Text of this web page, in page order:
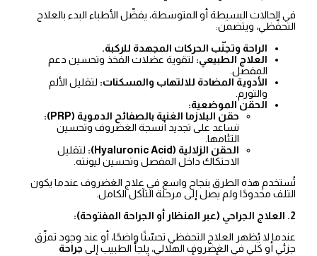
في الحالات البسيطة أو المتوسطة، يفضّل الأطباء البدء بالعلاج
التحفّظي، ويتضمن:
الراحة وتجنّب الحركات المجهدة للركبة.
العلاج الطبيعي: لتقوية عضلات الفخذ وتحسين دعم
المفصل.
الأدوية المضادة للالتهاب والمسكنات: لتقليل الألم
والتورم.
الحقن الموضعية:
حقن البلازما الغنية بالصفائح الدموية (PRP):
تساعد على تجديد أنسجة الغضروف وتحسين
التئامها.
الحقن الزلالية (Hyaluronic Acid):
لتقليل
الاحتكاك داخل المفصل وتحسين ليونته.
تُستخدم هذه الطرق بنجاح واسع في علاج الغضروف عندما يكون
التلف محدودًا ولم يصل إلى مرحلة التآكل الكامل.
2. العلاج الجراحي (عبر المنظار أو الجراحة المفتوحة):
عندما لا يُظهر العلاج التحفظي تحسّنًا واضحًا، أو عند وجود تمزّق
جزئي أو كلي في الغضروف الهلالي، يلجأ الطبيب إلى جراحة